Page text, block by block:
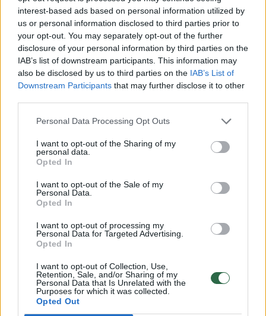
interest-based ads based on personal information utilized by
us or personal information disclosed to third parties prior to
your opt-out. You may separately opt-out of the further
disclosure of your personal information by third parties on the
IAB’s list of downstream participants. This information may
also be disclosed by us to third parties on the IAB’s List of
Downstream Participants that may further disclose it to other
Personal Data Processing Opt Outs
I want to opt-out of the Sharing of my
personal data.
Opted In
I want to opt-out of the Sale of my
Personal Data.
Opted In
I want to opt-out of processing my
Personal Data for Targeted Advertising.
Opted In
I want to opt-out of Collection, Use,
Retention, Sale, and/or Sharing of my
Personal Data that Is Unrelated with the
Purposes for which it was collected.
Opted Out
00:44:38
Buvęs VSD pareigūnas T. Gailius: sunku patikėti, kad G.
Nausėda nežinojo apie duomenų vagystę
Iššifruoti esmę su Dovydu Pancerovu
Naujausi įrašai
L. Kontrimas, A. Lašas, A. Lyberytė: ko nesupranta
Mindaugas Sinkevičius?
K. Prunskienės brolis prisiminė jaudinančią akimirką
prieš mirtį: „Tai buvo simbolinis mūsų pagerbimo